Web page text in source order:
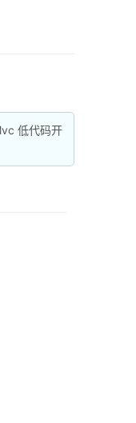
低代码开